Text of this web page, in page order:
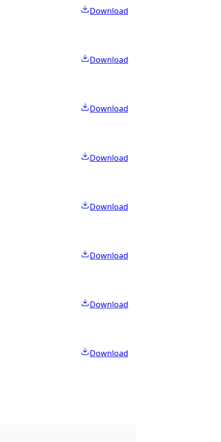
Download
Download
Download
Download
Download
Download
Download
Download